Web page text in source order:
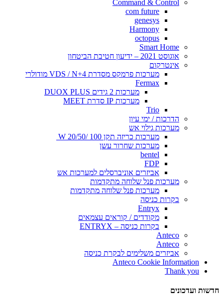
Command & Control
com future
genesys
Harmony
octopus
Smart Home
אוגוסט 2021 – ידיעון חטיבת הביטחון
אינטרקום
מערכות פרמקס מסדרת VDS / N+4 מודולרי
Fermax
מערכות 2 גידים DUOX PLUS
מערכות IP סדרת MEET
Trio
הדרכות / ימי עיון
מערכות גילוי אש
מערכות כריזה תקן 100 /20/50 W
מערכות שחרור עשן
bentel
FDP
אביזרים אוניברסלים למערכות אש
מערכות פנל שלוחה מתקדמות
מערכות פנל שלוחה מתקדמות
בקרות כניסה
Entryx
מקודדים / קוראים עצמאים
בקרות כניסה – ENTRYX
Anteco
Anteco
אביזרים משלימים לבקרת כניסה
Anteco Cookie Information
Thank you
חדשות ועדכונים